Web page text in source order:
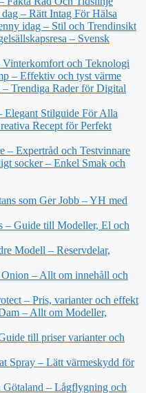
– Rätt Intag För Hälsa
idag – Stil och Trendinsikt
– Svensk
Vinterkomfort och Teknologi
– Effektiv och tyst värme
Trendiga Rader för Digital
Elegant Stilguide För Alla
Recept för Perfekt
– Expertråd och Testvinnare
socker – Enkel Smak och
som Ger Jobb – YH med
– Guide till Modeller, El och
Modell – Reservdelar,
– Allt om innehåll och
– Pris, varianter och effekt
– Allt om Modeller,
till priser varianter och
Spray – Lätt värmeskydd för
– Lågflygning och